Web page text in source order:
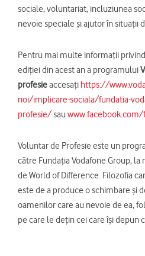
sociale, voluntariat, incluziunea
nevoie speciale și ajutor în situații
Pentru mai multe informații
ediției din acest an a programului
profesieaccesați https://
noi/implicare-sociala/fundatia-
profesie/sau
Voluntar de Profesie este un
către Fundația Vodafone Group,
de World of Difference. Filozofia
este de a produce o schimbare și
oamenilor care au nevoie de ea,
pe care le dețin cei care își depun